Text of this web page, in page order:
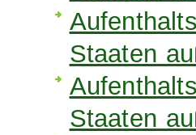
Staaten
Staaten